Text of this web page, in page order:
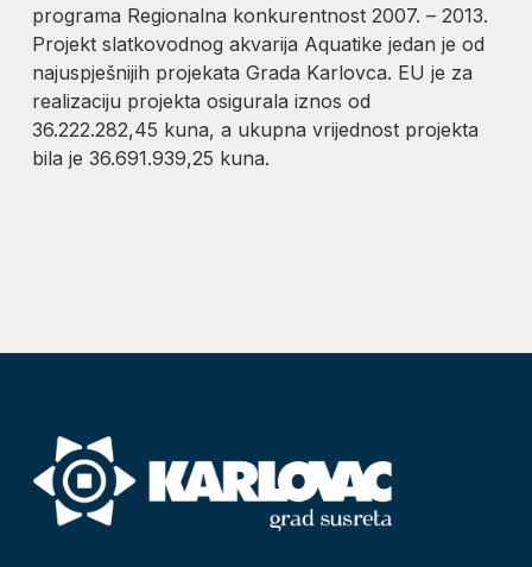
programa Regionalna konkurentnost 2007. – 2013.
Projekt slatkovodnog akvarija Aquatike jedan je od
najuspješnijih projekata Grada Karlovca. EU je za
realizaciju projekta osigurala iznos od
36.222.282,45 kuna, a ukupna vrijednost projekta
bila je 36.691.939,25 kuna.